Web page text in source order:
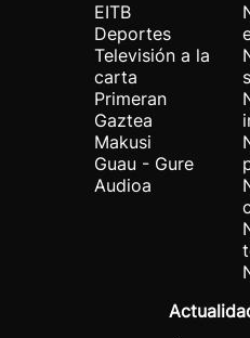
EITB
Deportes
Televisión a la
carta
Primeran
Gaztea
Makusi
Guau - Gure
Audioa